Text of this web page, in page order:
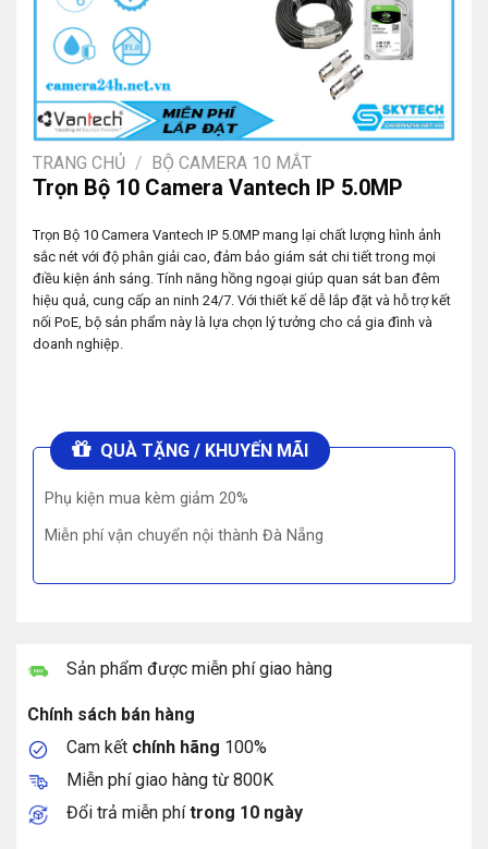
TRANG CHỦ / BỘ CAMERA 10 MẮT
Trọn Bộ 10 Camera Vantech IP 5.0MP
Trọn Bộ 10 Camera Vantech IP 5.0MP mang lại chất lượng hình ảnh
sắc nét với độ phân giải cao, đảm bảo giám sát chi tiết trong mọi
điều kiện ánh sáng. Tính năng hồng ngoại giúp quan sát ban đêm
hiệu quả, cung cấp an ninh 24/7. Với thiết kế dễ lắp đặt và hỗ trợ kết
nối PoE, bộ sản phẩm này là lựa chọn lý tưởng cho cả gia đình và
doanh nghiệp.
QUÀ TẶNG / KHUYẾN MÃI
Phụ kiện mua kèm giảm 20%
Miễn phí vận chuyển nội thành Đà Nẵng
Sản phẩm được miễn phí giao hàng
Chính sách bán hàng
Cam kết chính hãng 100%
Miễn phí giao hàng từ 800K
Đổi trả miễn phítrong 10 ngày